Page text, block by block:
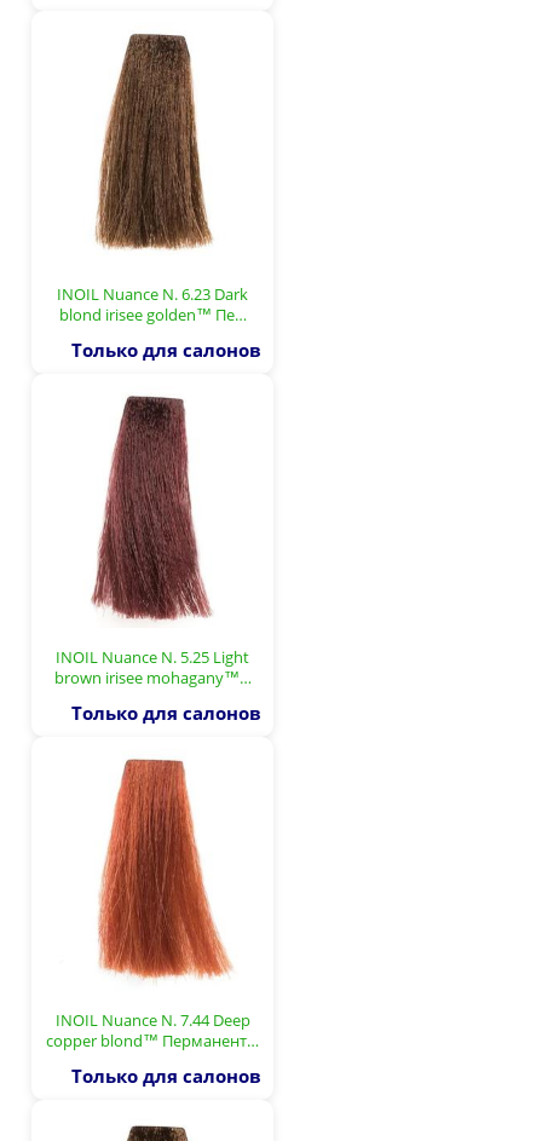
INOIL Nuance N. 6.23 Dark
blond irisee golden™ Пе…
Только для салонов
INOIL Nuance N. 5.25 Light
brown irisee mohagany™…
Только для салонов
INOIL Nuance N. 7.44 Deep
copper blond™ Перманент…
Только для салонов